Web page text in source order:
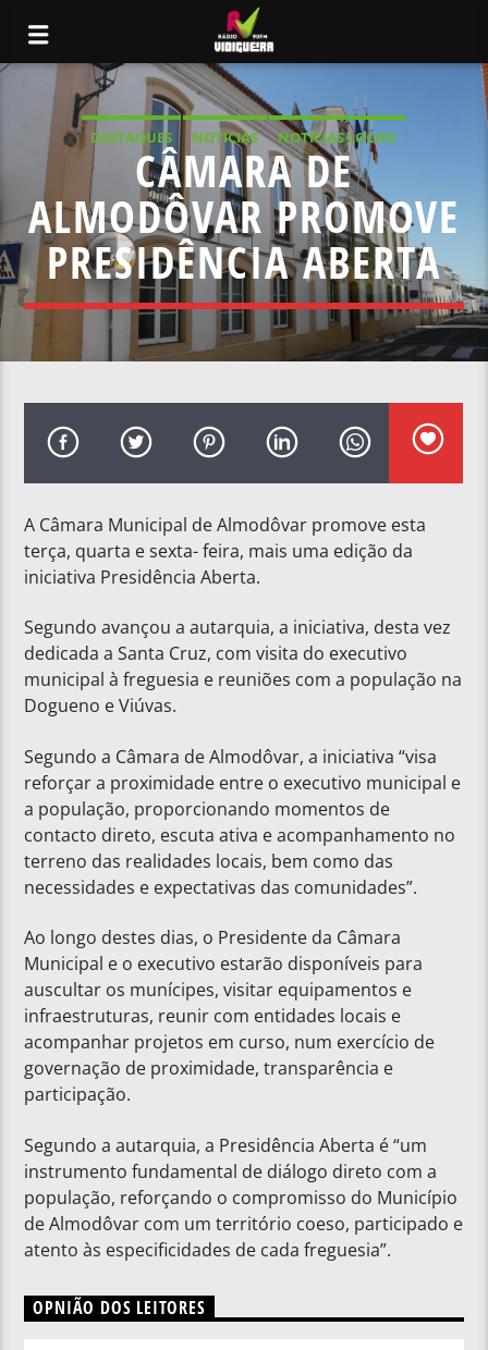
DESTAQUES NOTICIAS
NOTÍCIAS LOCAIS
NOTÍCIAS NACIONAIS
CÂMARA DE
ALMODÔVAR PROMOVE
PRESIDÊNCIA ABERTA
A Câmara Municipal de Almodôvar promove esta
terça, quarta e sexta- feira, mais uma edição da
iniciativa Presidência Aberta.
Segundo avançou a autarquia, a iniciativa, desta vez
dedicada a Santa Cruz, com visita do executivo
municipal à freguesia e reuniões com a população na
Dogueno e Viúvas.
Segundo a Câmara de Almodôvar, a iniciativa “visa
reforçar a proximidade entre o executivo municipal e
a população, proporcionando momentos de
contacto direto, escuta ativa e acompanhamento no
terreno das realidades locais, bem como das
necessidades e expectativas das comunidades”.
Ao longo destes dias, o Presidente da Câmara
Municipal e o executivo estarão disponíveis para
auscultar os munícipes, visitar equipamentos e
infraestruturas, reunir com entidades locais e
acompanhar projetos em curso, num exercício de
governação de proximidade, transparência e
participação.
Segundo a autarquia, a Presidência Aberta é “um
instrumento fundamental de diálogo direto com a
população, reforçando o compromisso do Município
de Almodôvar com um território coeso, participado e
atento às especificidades de cada freguesia”.
OPNIÃO DOS LEITORES